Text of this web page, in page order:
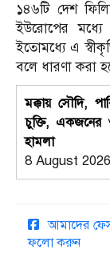
১৪৬টি দেশ
ইউরোপের মধ্যে
ইতোমধ্যে এ
বলে ধারণা করা
মক্কায় সৌদি,
চুক্তি, একজনের
হামলা
8 August 2026
আমাদের
ফলো করুন